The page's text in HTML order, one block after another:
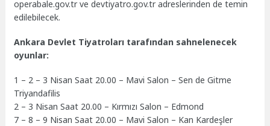
operabale.gov.tr ve devtiyatro.gov.tr adreslerinden de temin
edilebilecek.
Ankara Devlet Tiyatroları tarafından sahnelenecek
oyunlar:
1 – 2 – 3 Nisan Saat 20.00 – Mavi Salon – Sen de Gitme
Triyandafilis
2 – 3 Nisan Saat 20.00 – Kırmızı Salon – Edmond
7 – 8 – 9 Nisan Saat 20.00 – Mavi Salon – Kan Kardeşler